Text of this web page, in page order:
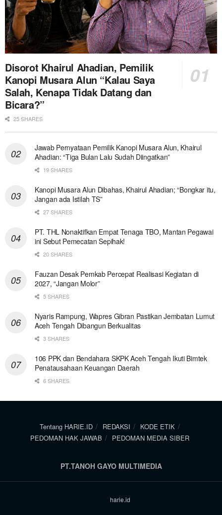
Disorot Khairul Ahadian, Pemilik
Kanopi Musara Alun “Kalau Saya
Salah, Kenapa Tidak Datang dan
Bicara?”
25 SHARES
Jawab Pernyataan Pemilik Kanopi Musara Alun, Khairul
Ahadian: “Tiga Bulan Lalu Sudah Diingatkan”
19 SHARES
Kanopi Musara Alun Dibahas, Khairul Ahadian; “Bongkar itu,
Jangan ada Istilah TS”
27 SHARES
PT. THL Nonaktifkan Empat Tenaga TBO, Mantan Pegawai
ini Sebut Pemecatan Sepihak!
20 SHARES
Fauzan Desak Pemkab Percepat Realisasi Kegiatan di
2027, “Jangan Molor”
5 SHARES
Nyaris Rampung, Wapres Gibran Pastikan Jembatan Lumut
Aceh Tengah Dibangun Berkualitas
3 SHARES
106 PPK dan Bendahara SKPK Aceh Tengah Ikuti Bimtek
Penatausahaan Keuangan Daerah
6 SHARES
Tentang HARIE.ID REDAKSI
KODE ETIK
PEDOMAN HAK JAWAB
PEDOMAN MEDIA SIBER
PT.TANOH GAYO MULTIMEDIA
harie.id